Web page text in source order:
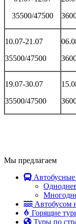
35500/47500
10.07-21.07
35500/47500
19.07-30.07
35500/47500
Мы предлагаем
Автобусом
Горящие
Туры по